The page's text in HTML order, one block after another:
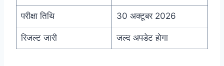
परीक्षा तिथि 30 अक्टूबर 2026
रिजल्ट जारी जल्द अपडेट होगा